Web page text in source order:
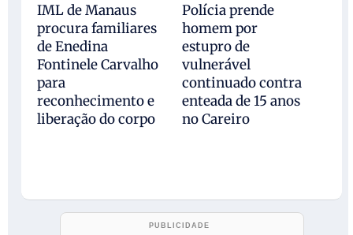
IML de Manaus
procura familiares
de Enedina
Fontinele Carvalho
para
reconhecimento e
liberação do corpo
Polícia prende
homem por
estupro de
vulnerável
continuado contra
enteada de 15 anos
no Careiro